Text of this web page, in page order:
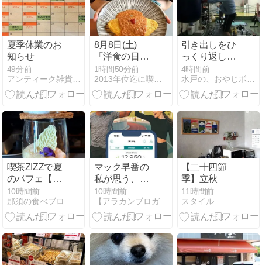
夏季休業のお
知らせ
49分前
アンティーク雑貨+カフェ Simple Box
8月8日(土)
「洋食の日は
喫茶店でも洋
食を」
1時間50分前
引き出しをひ
っくり返し
て・・・・・・・
4時間前
喫茶ZIZZで夏
のパフェ【黒
磯】
10時間前
那須の食べブロ
マック早番の
私が思う、歩
ける幸せ
10時間前
【アラカンブロガーようじろ〜】
【二十四節
季】立秋
11時間前
スタイル